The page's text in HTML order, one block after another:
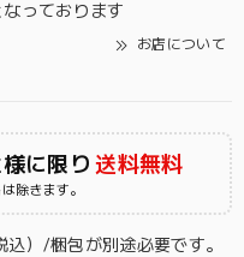
っております
お店について
に限り 送料無料
除きます。
）/梱包が別途必要です。